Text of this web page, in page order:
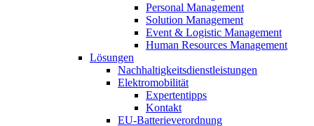
Personal Management
Solution Management
Event & Logistic Management
Human Resources Management
Lösungen
Nachhaltigkeitsdienstleistungen
Elektromobilität
Expertentipps
Kontakt
EU-Batterieverordnung